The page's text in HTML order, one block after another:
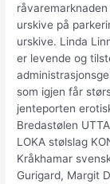
urskive på
urskive. Linda
er levende og
som igjen får
jenteporten
Bredastølen
LOKA stølslag
Kråkhamar
Gurigard, Margit